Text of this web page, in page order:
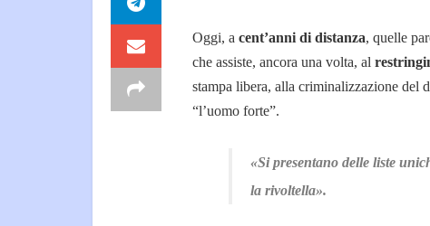
Oggi, a cent’anni di distanza, quelle
che assiste, ancora una volta, al
stampa libera, alla criminalizzazione del
“l’uomo forte”.
«Si presentano delle liste
la rivoltella».